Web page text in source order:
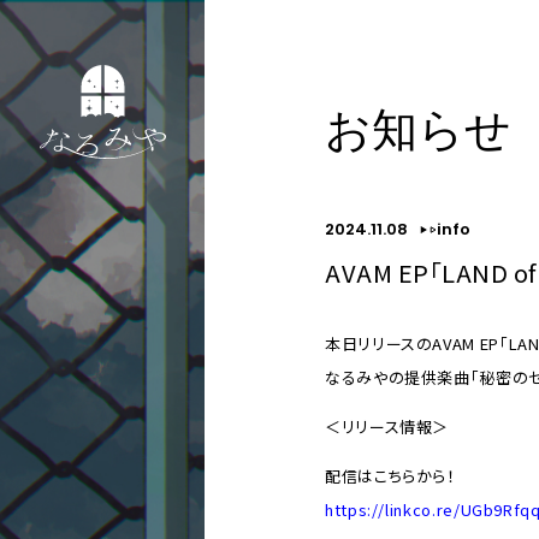
お知らせ
2024.11.08 info
AVAM EP「LAND
本日リリースのAVAM EP「
なるみやの提供楽曲｢秘密の
＜リリース情報＞
配信はこちらから！
https://linkco.re/